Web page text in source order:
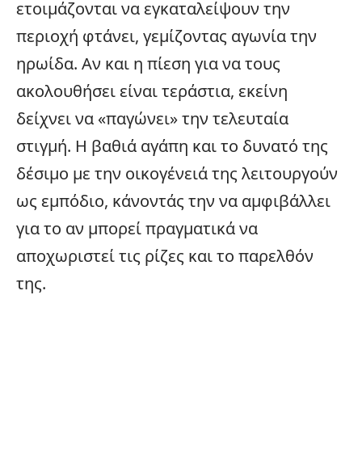
ετοιμάζονται να εγκαταλείψουν την
περιοχή φτάνει, γεμίζοντας αγωνία την
ηρωίδα. Αν και η πίεση για να τους
ακολουθήσει είναι τεράστια, εκείνη
δείχνει να «παγώνει» την τελευταία
στιγμή. Η βαθιά αγάπη και το δυνατό της
δέσιμο με την οικογένειά της λειτουργούν
ως εμπόδιο, κάνοντάς την να αμφιβάλλει
για το αν μπορεί πραγματικά να
αποχωριστεί τις ρίζες και το παρελθόν
της.